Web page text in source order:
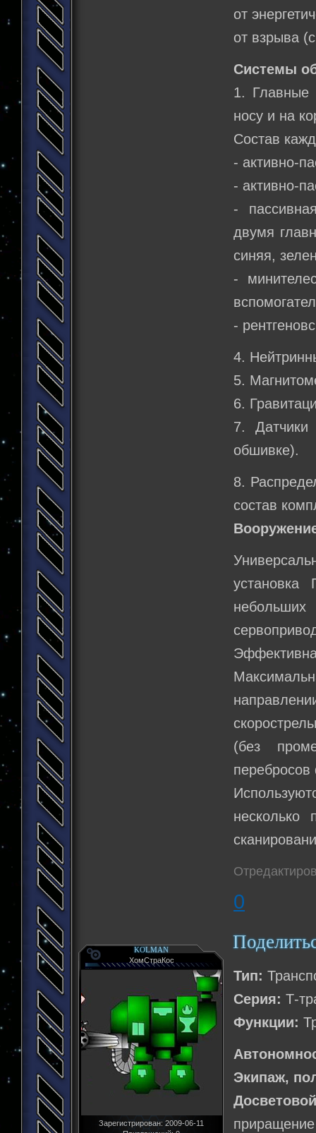
от
от взрыва
Системы
1. Главные
носу и на
Состав
- активно-
- активно-
-
двумя
синяя,
-
-
4.
5.
6.
7. Датчики
обшивке).
8.
состав
установка
(без
несколько
0
KOLMAN
ХомСтраКос
Зарегистрирован: 2009-06-11
Тип:
Серия: Т-
Функции:
Экипаж,